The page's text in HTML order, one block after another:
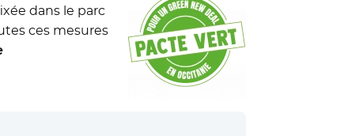
dans le parc
ces mesures